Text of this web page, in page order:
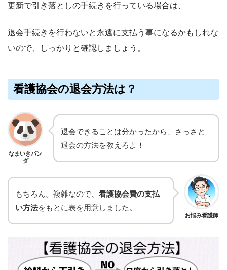
更新で引き落としの手続きを行っている場合は、
退会手続きを行わないと永遠に支払う事になるかもしれな
いので、しっかりと確認しましょう。
看護協会の退会方法は？
なまいきパン
ダ
退会できることは分かったから、さっさと
退会の方法を教えろよ！
お悩み看護師
もちろん。複雑なので、 看護協会費の支払
い方法をもとに表を用意しました。